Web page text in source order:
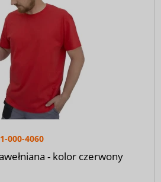
000-4060
- kolor czerwony